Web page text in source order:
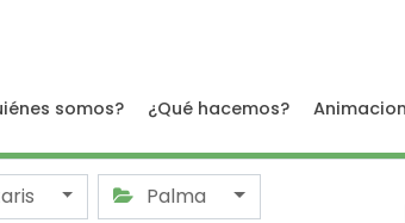
somos? ¿Qué hacemos?
Palma